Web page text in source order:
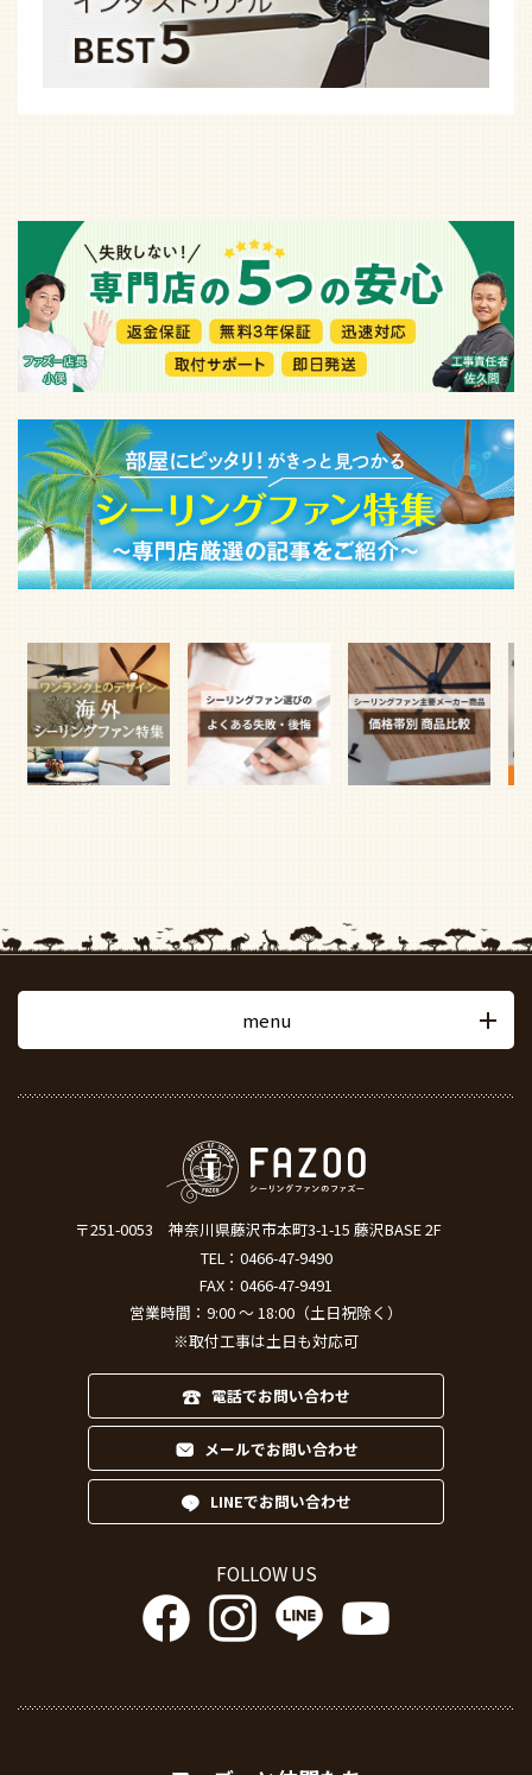
menu
〒251-0053
神奈川県藤沢市本町3-1-15 藤沢BASE 2F
TEL： 0466-47-9490
FAX：0466-47-9491
営業時間：9:00 ～ 18:00（土日祝除く）
※取付工事は土日も対応可
電話でお問い合わせ
メールでお問い合わせ
LINEでお問い合わせ
FOLLOW US